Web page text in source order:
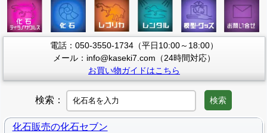
電話：050-3550-1734（平日10:00～18:00）
メール：info@kaseki7.com（24時間対応）
お買い物ガイドはこちら
検索： 検索
化石販売の化石セブン